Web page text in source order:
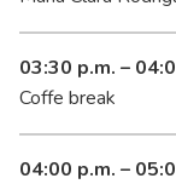
03:30 p.m. –
Coffe break
04:00 p.m. –